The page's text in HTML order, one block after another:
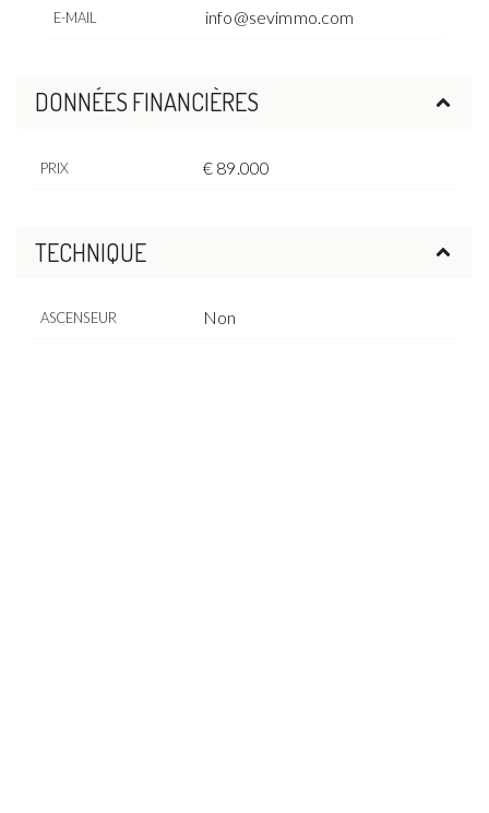
E-MAIL info@sevimmo.com
DONNÉES FINANCIÈRES
PRIX € 89.000
TECHNIQUE
ASCENSEUR Non